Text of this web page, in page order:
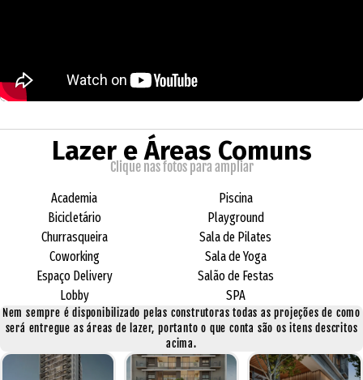
Lazer e Áreas Comuns
Clique nas fotos para ampliar
Academia
Bicicletário
Churrasqueira
Coworking
Espaço Delivery
Lobby
Piscina
Playground
Sala de Pilates
Sala de Yoga
Salão de Festas
SPA
Nem sempre é disponibilizado pelas construtoras todas as projeções de como
será entregue as áreas de lazer, portanto o que conta são os itens descritos
acima.